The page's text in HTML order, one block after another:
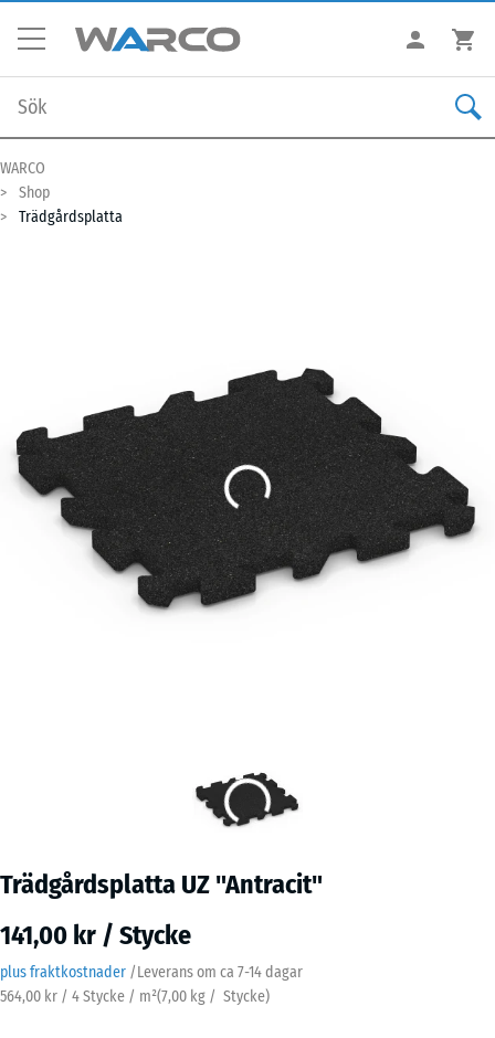
WARCO
Shop
Trädgårdsplatta
Trädgårdsplatta UZ "Antracit"
141,00 kr / Stycke
plus fraktkostnader /Leverans om ca 7-14 dagar
564,00 kr / 4 Stycke / m²(7,00 kg / Stycke)